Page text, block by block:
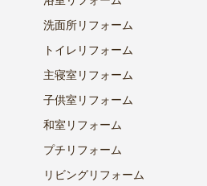
洗面所リフォーム
トイレリフォーム
主寝室リフォーム
子供室リフォーム
和室リフォーム
プチリフォーム
リビングリフォーム